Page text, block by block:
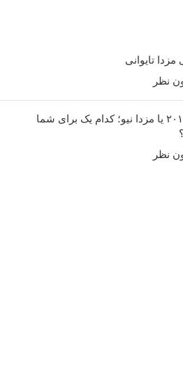
تایوانی
نظر
هیوندای النترا ۲۰۱۸ یا مزدا نیو؛ کدام یک برای شما
نظر